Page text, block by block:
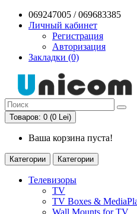
069247005 / 069683385
Личный кабинет
Регистрация
Авторизация
Закладки (0)
Товаров: 0 (0 Lei)
Ваша корзина пуста!
Категории Категории
Телевизоры
TV
TV Boxes &
Wall Mounts for TV